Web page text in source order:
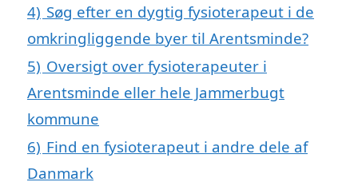
4) Søg efter en dygtig fysioterapeut i de
omkringliggende byer til Arentsminde?
5) Oversigt over fysioterapeuter i
Arentsminde eller hele Jammerbugt
kommune
6) Find en fysioterapeut i andre dele af
Danmark